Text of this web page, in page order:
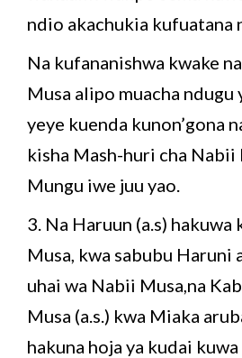
ndio akachukia kufuatana
Na kufananishwa kwake
Musa alipo muacha ndugu
yeye kuenda kunon’gona
kisha Mash-huri cha Nabii
Mungu iwe juu yao.
3. Na Haruun (a.s)
Musa, kwa sabubu
uhai wa Nabii Musa,na
Musa (a.s.) kwa Miaka
hakuna hoja ya kudai